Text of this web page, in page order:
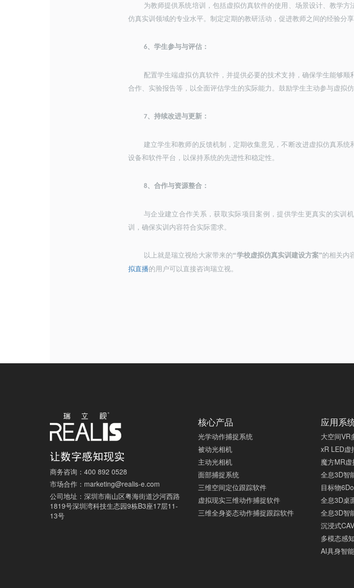
为教师提供系统培训，包括虚拟仿真软件的使用、场景设计、教学
仿真实训领域的专业水平。制定定期的教研活动，促进教师之间的经验分享
6、 学生参与与评估：
配置学生端虚拟仿真软件，并提供必要的技术支持，确保学生能够
合作、实验报告等，以全面评估学生的实际能力。鼓励学生主动参与虚拟
7、 持续改进与更新：
建立学生和教师的反馈机制，定期收集意见，不断改进虚拟仿真系
设备和软件平台，以保持系统的先进性和稳定性。
8、 合作与资源整合：
与企业建立合作关系，获取实际项目案例，提供学生更真实的实训
训，确保实训内容符合实际需求。
以上就是瑞立视给大家带来的“学校虚拟仿真实训建设方案”的相关内
拟直播的用户可以直接咨询瑞立视。
商务咨询： 400 892 0528
市场合作： marketing@realis-e.com
公司地址： 深圳市南山区粤海街道沙河西路
1819号深圳湾科技生态园9栋B3座17层11-
13号
核心产品
光学动作捕捉系统
被动光相机
主动光相机
面部捕捉系统
三维空间定位跟踪软件
虚拟现实三维动作捕捉软件
三维全身姿态动作捕捉跟踪软件
应用系
大空间VR
xR LED虚
魔方MR
全息3D智
目标物
全息3D桌
全息3D智
沉浸式
多模态感
AI具身智